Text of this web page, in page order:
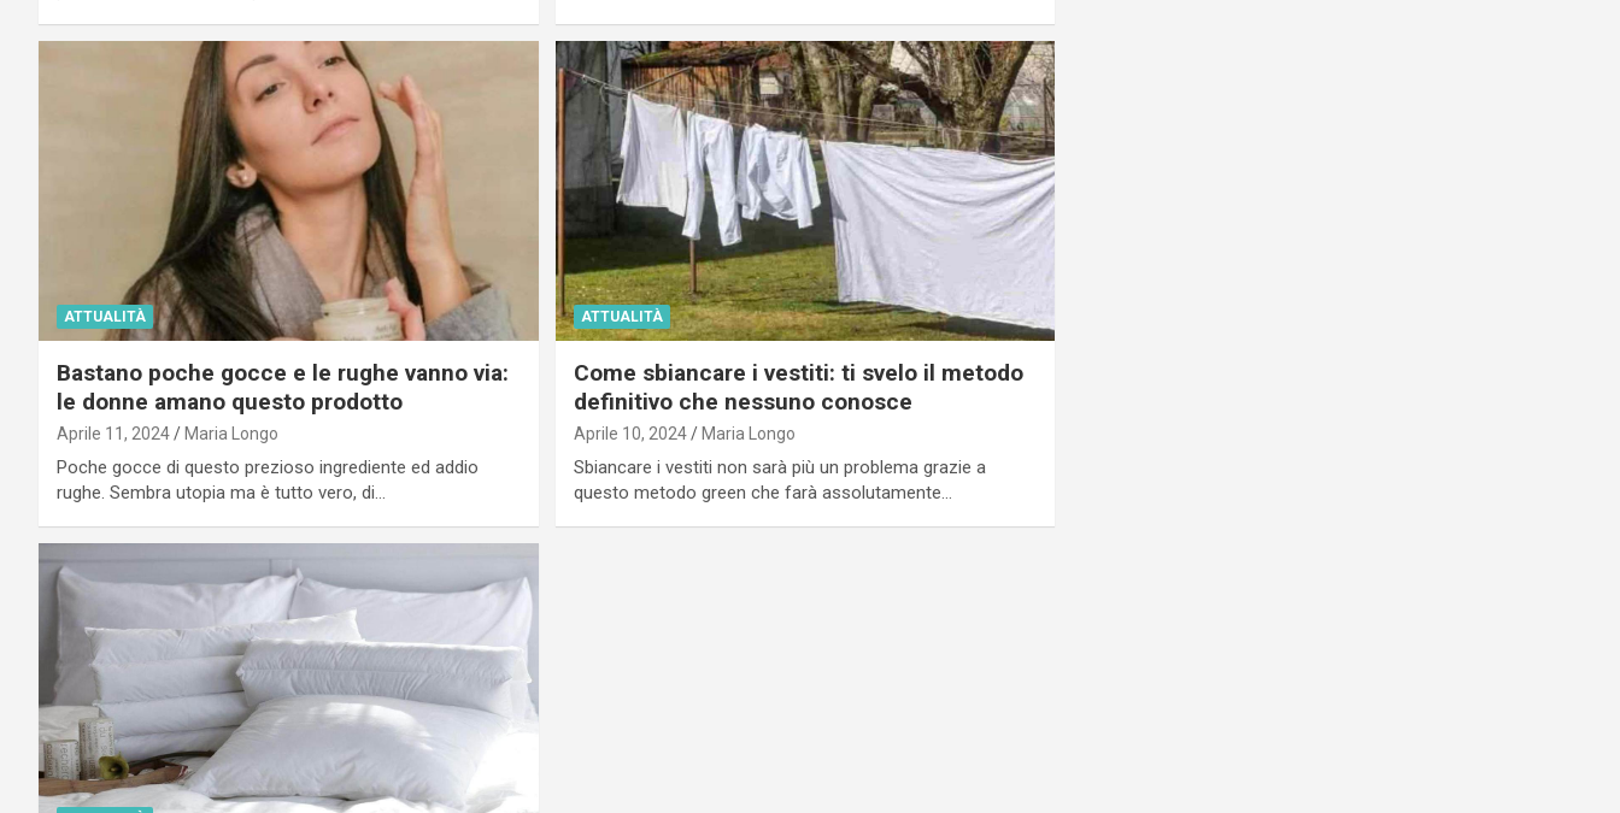
ATTUALITÀ
Bastano poche gocce e le rughe vanno via:
le donne amano questo prodotto
Aprile 11, 2024 Maria Longo
Poche gocce di questo prezioso ingrediente ed addio
rughe. Sembra utopia ma è tutto vero, di…
ATTUALITÀ
Come sbiancare i vestiti: ti svelo il metodo
definitivo che nessuno conosce
Aprile 10, 2024 Maria Longo
Sbiancare i vestiti non sarà più un problema grazie a
questo metodo green che farà assolutamente…